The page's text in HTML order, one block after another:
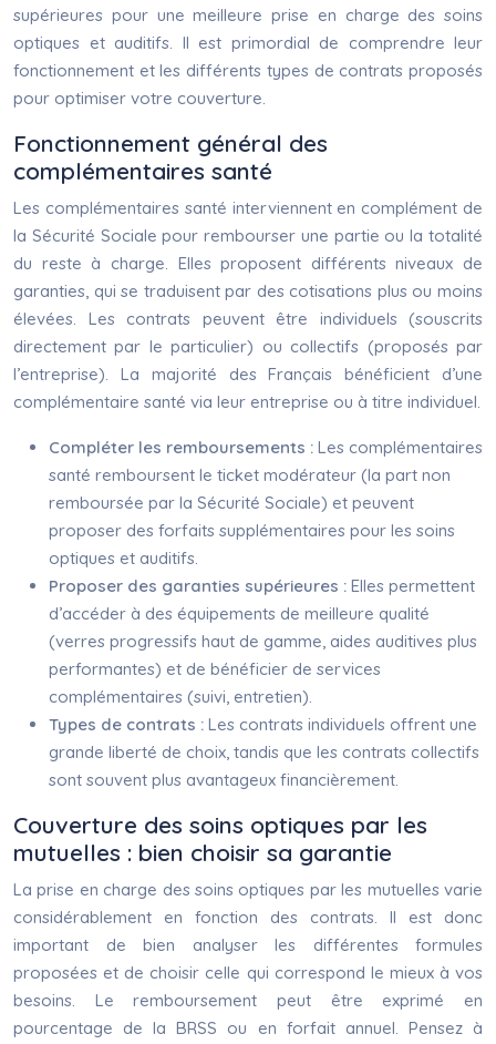
supérieures pour une meilleure prise en charge des soins
optiques et auditifs. Il est primordial de comprendre leur
fonctionnement et les différents types de contrats proposés
pour optimiser votre couverture.
Fonctionnement général des
complémentaires santé
Les complémentaires santé interviennent en complément de
la Sécurité Sociale pour rembourser une partie ou la totalité
du reste à charge. Elles proposent différents niveaux de
garanties, qui se traduisent par des cotisations plus ou moins
élevées. Les contrats peuvent être individuels (souscrits
directement par le particulier) ou collectifs (proposés par
l’entreprise). La majorité des Français bénéficient d’une
complémentaire santé via leur entreprise ou à titre individuel.
Compléter les remboursements : Les complémentaires
santé remboursent le ticket modérateur (la part non
remboursée par la Sécurité Sociale) et peuvent
proposer des forfaits supplémentaires pour les soins
optiques et auditifs.
Proposer des garanties supérieures : Elles permettent
d’accéder à des équipements de meilleure qualité
(verres progressifs haut de gamme, aides auditives plus
performantes) et de bénéficier de services
complémentaires (suivi, entretien).
Types de contrats : Les contrats individuels offrent une
grande liberté de choix, tandis que les contrats collectifs
sont souvent plus avantageux financièrement.
Couverture des soins optiques par les
mutuelles : bien choisir sa garantie
La prise en charge des soins optiques par les mutuelles varie
considérablement en fonction des contrats. Il est donc
important de bien analyser les différentes formules
proposées et de choisir celle qui correspond le mieux à vos
besoins. Le remboursement peut être exprimé en
pourcentage de la BRSS ou en forfait annuel. Pensez à